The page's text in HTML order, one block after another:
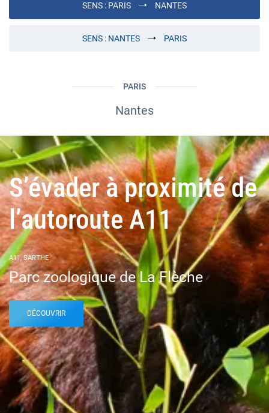
SENS : PARIS NANTES
SENS : NANTES PARIS
PARIS
Nantes
S’évader à proximité de
l’autoroute A11
A11, SARTHE
Parc zoologique de La Flèche
DÉCOUVRIR